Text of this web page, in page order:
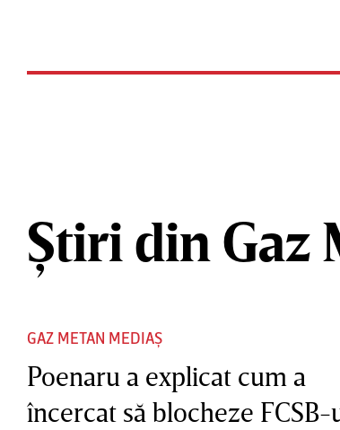
Știri din Gaz
GAZ METAN MEDIAȘ
Poenaru a explicat cum a
încercat să blocheze FCSB-